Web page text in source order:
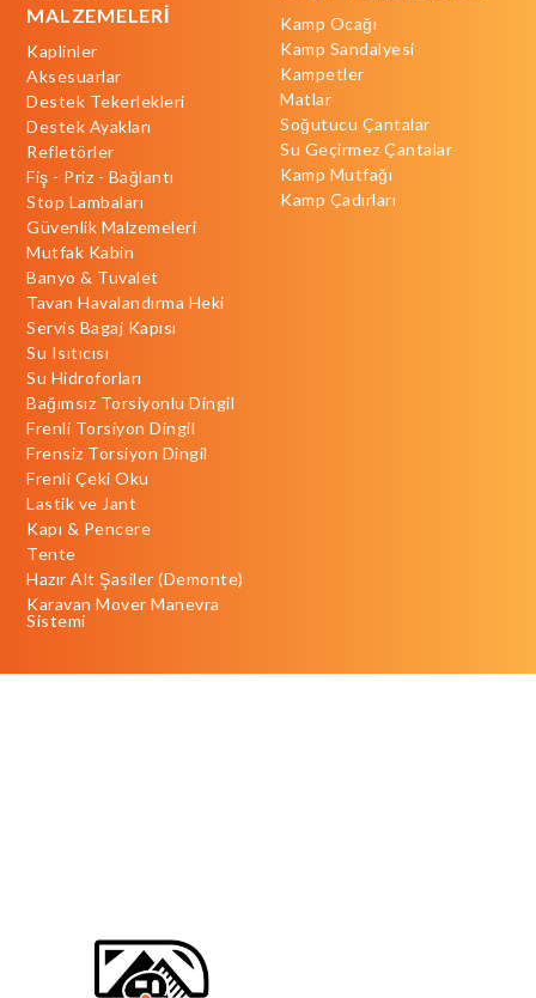
MALZEMELERİ
Kaplinler
Aksesuarlar
Destek Tekerlekleri
Destek Ayakları
Refletörler
Fiş - Priz - Bağlantı
Stop Lambaları
Güvenlik Malzemeleri
Mutfak Kabin
Banyo & Tuvalet
Tavan Havalandırma Heki
Servis Bagaj Kapısı
Su Isıtıcısı
Su Hidroforları
Bağımsız Torsiyonlu Dingil
Frenli Torsiyon Dingil
Frensiz Torsiyon Dingil
Frenli Çeki Oku
Lastik ve Jant
Kapı & Pencere
Tente
Hazır Alt Şasiler (Demonte)
Karavan Mover Manevra
Sistemi
Kamp Ocağı
Kamp Sandalyesi
Kampetler
Matlar
Soğutucu Çantalar
Su Geçirmez Çantalar
Kamp Mutfağı
Kamp Çadırları